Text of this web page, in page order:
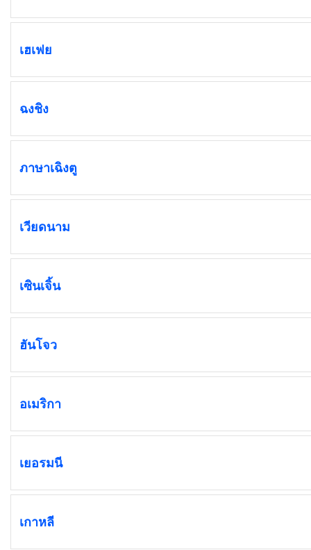
เฮเฟย
ฉงชิง
ภาษาเฉิงตู
เวียดนาม
เซินเจิ้น
ฮันโจว
อเมริกา
เยอรมนี
เกาหลี